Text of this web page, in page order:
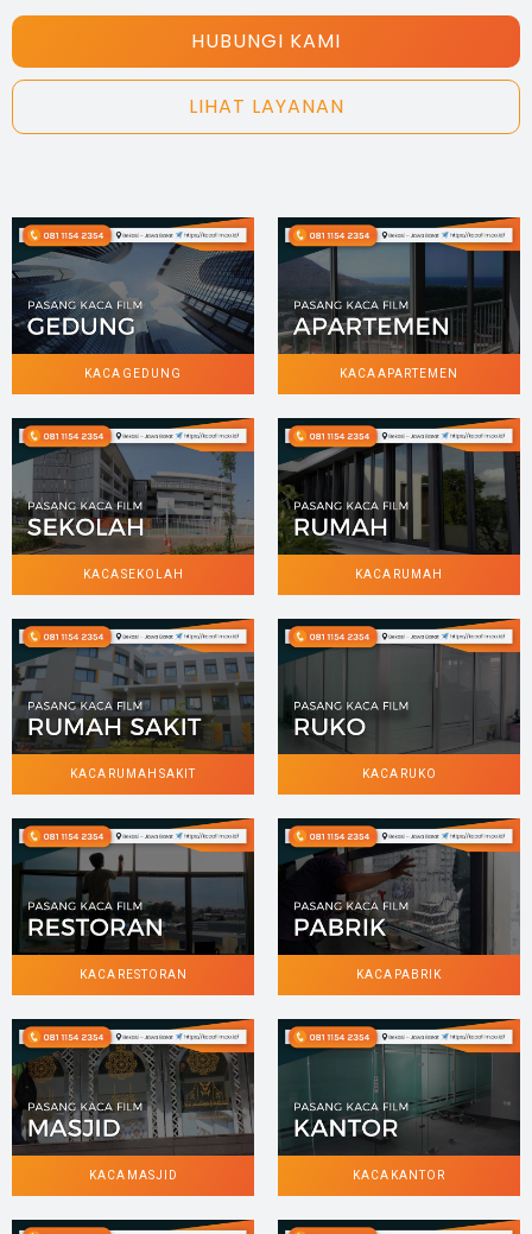
HUBUNGI KAMI
LIHAT LAYANAN
KACA GEDUNG KACA APARTEMEN
KACA SEKOLAH KACA RUMAH
KACA RUMAH SAKIT KACA RUKO
KACA RESTORAN KACA PABRIK
KACA MASJID KACA KANTOR